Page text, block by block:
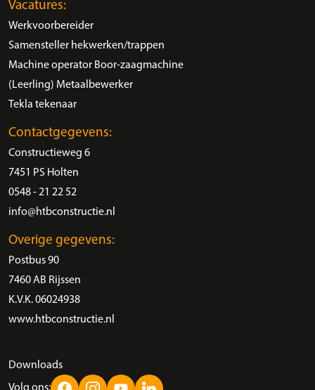
Vacatures:
Werkvoorbereider
Samensteller hekwerken/trappen
Machine operator Boor-zaagmachine
(Leerling) Metaalbewerker
Tekla tekenaar
Contactgegevens:
Constructieweg 6
7451 PS Holten
0548 - 21 22 52
info@htbconstructie.nl
Overige gegevens:
Postbus 90
7460 AB Rijssen
K.V.K. 06024938
www.htbconstructie.nl
Downloads